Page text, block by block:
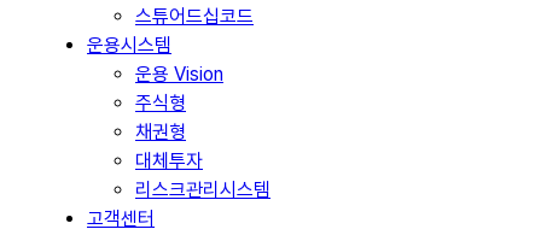
스튜어드십코드
운용시스템
운용 Vision
주식형
채권형
대체투자
리스크관리시스템
고객센터